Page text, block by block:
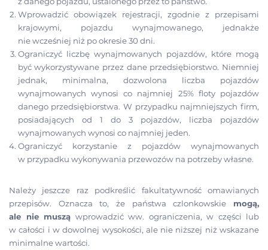
Wprowadzić obowiązek rejestracji, zgodnie z przepisami
krajowymi, pojazdu wynajmowanego, jednakże
nie wcześniej niż po okresie 30 dni.
Ograniczyć liczbę wynajmowanych pojazdów, które mogą
być wykorzystywane przez dane przedsiębiorstwo. Niemniej
jednak, minimalna, dozwolona liczba pojazdów
wynajmowanych wynosi co najmniej 25% floty pojazdów
danego przedsiębiorstwa. W przypadku najmniejszych firm,
posiadających od 1 do 3 pojazdów, liczba pojazdów
wynajmowanych wynosi co najmniej jeden.
Ograniczyć korzystanie z pojazdów wynajmowanych
w przypadku wykonywania przewozów na potrzeby własne.
Należy jeszcze raz podkreślić fakultatywność omawianych
przepisów. Oznacza to, że państwa czlonkowskie mogą,
ale nie muszą wprowadzić ww. ograniczenia, w części lub
w całości i w dowolnej wysokości, ale nie niższej niż wskazane
minimalne wartości.